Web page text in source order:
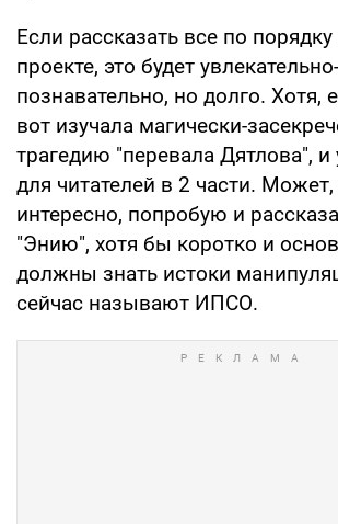
Если рассказать все по
проекте, это будет увлекательно-
познавательно, но долго. Хотя,
вот изучала магически-
трагедию "перевала Дятлова",
для читателей в 2 части. Может,
интересно, попробую и
"Энию", хотя бы коротко и
должны знать истоки
сейчас называют ИПСО.